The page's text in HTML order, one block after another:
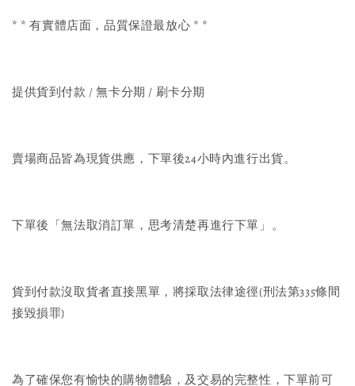
* * 有實體店面，品質保證最放心 * *
提供貨到付款 / 無卡分期 / 刷卡分期
賣場商品皆為現貨供應，下單後24小時內進行出貨。
下單後「無法取消訂單，思考清楚再進行下單」。
貨到付款沒取貨者直接黑單，將採取法律途徑(刑法第335條間
接毀損罪)
為了確保您有愉快的購物體驗，及交易的完整性，下單前可